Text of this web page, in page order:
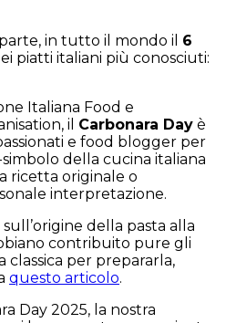
in tutto il mondo il 6
piatti italiani più conosciuti:
Italiana Food e
il Carbonara Day è
e food blogger per
della cucina italiana
ricetta originale o
interpretazione.
della pasta alla
contribuito pure gli
classica per prepararla,
questo articolo.
Day 2025, la nostra